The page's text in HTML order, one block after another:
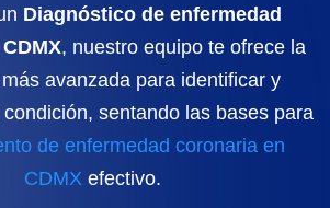
Diagnóstico de enfermedad
, nuestro equipo te ofrece la
avanzada para identificar y
sentando las bases para
de enfermedad coronaria en
CDMX efectivo.